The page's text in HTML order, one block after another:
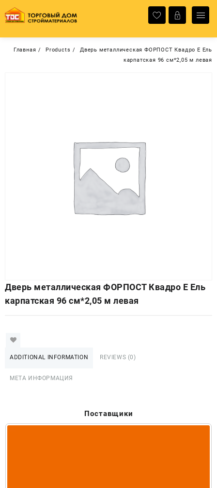
содержимому
Главная Products
Дверь металлическая ФОРПОСТ Квадро Е Ель
карпатская 96 см*2,05 м левая
Дверь металлическая ФОРПОСТ Квадро Е Ель
карпатская 96 см*2,05 м левая
ADDITIONAL INFORMATION REVIEWS (0)
МЕТА ИНФОРМАЦИЯ
Поставщики